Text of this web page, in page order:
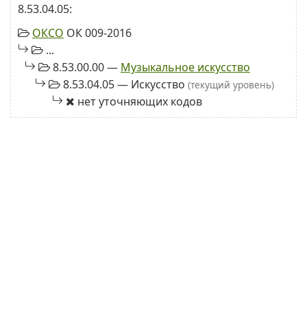
8.53.04.05:
ОКСО ОК 009-2016
...
8.53.00.00 — Музыкальное искусство
8.53.04.05 — Искусство (текущий уровень)
нет уточняющих кодов